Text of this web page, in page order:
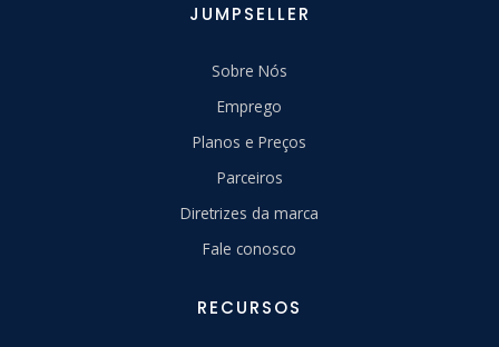
JUMPSELLER
Sobre Nós
Emprego
Planos e Preços
Parceiros
Diretrizes da marca
Fale conosco
RECURSOS